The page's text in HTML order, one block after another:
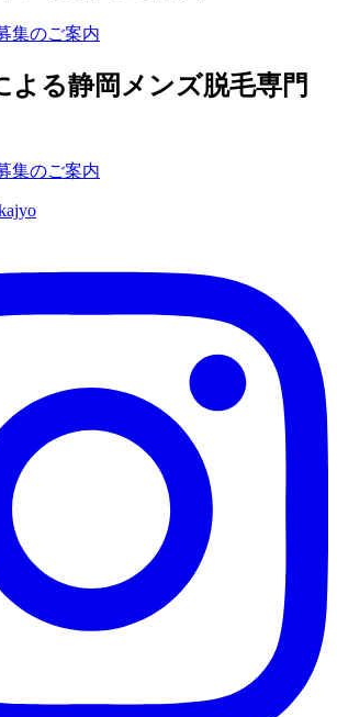
よる静岡メンズ脱毛専門